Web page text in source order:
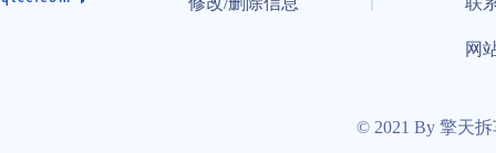
网
© 2021 By 擎天